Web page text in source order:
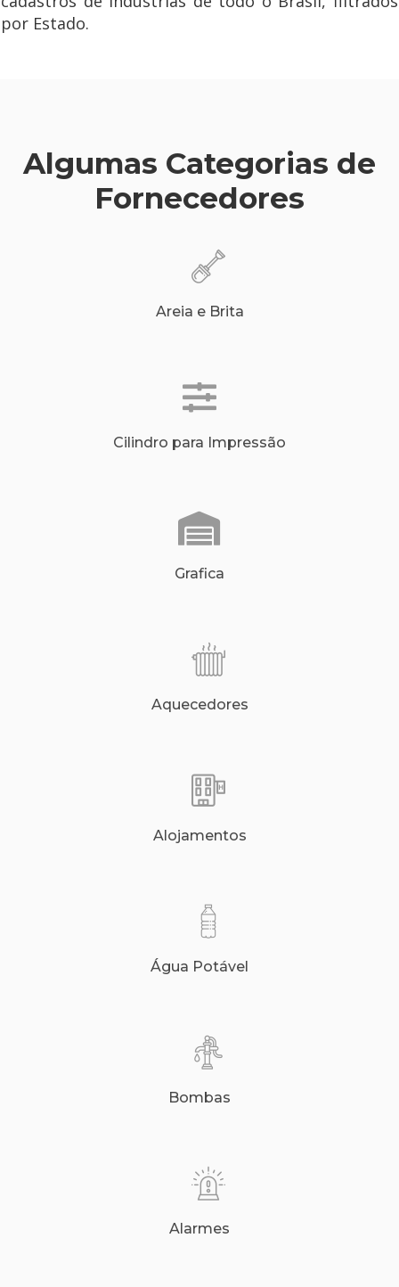
por Estado.
Algumas Categorias de
Fornecedores
Areia e Brita
Cilindro para Impressão
Grafica
Aquecedores
Alojamentos
Água Potável
Bombas
Alarmes